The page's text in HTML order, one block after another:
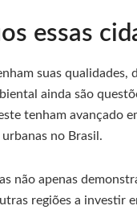
essas
suas
ainda são
tenham avançado
no Brasil.
não apenas
regiões a investir